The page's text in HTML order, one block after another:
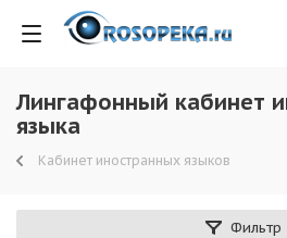
Лингафонный кабинет
языка
Кабинет иностранных языков
Фильтр